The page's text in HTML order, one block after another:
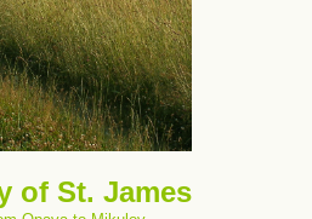
of St. James